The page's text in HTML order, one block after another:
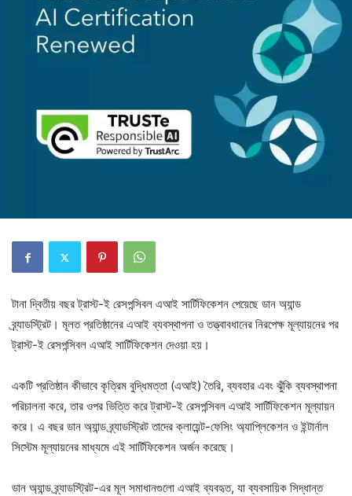
টানা দ্বিতীয় বছর ট্রাস্ট-ই রেসপন্সিবল এআই সার্টিফিকেশন পেয়েছে ডান অ্যান্ড
ব্র্যাডস্ট্রিট। মূলত প্রতিষ্ঠানের এআই ব্যবস্থাপনা ও তত্ত্বাবধানের নিরপেক্ষ মূল্যায়নের পর
ট্রাস্ট-ই রেসপন্সিবল এআই সার্টিফিকেশন দেওয়া হয়।
একটি প্রতিষ্ঠান কীভাবে কৃত্রিম বুদ্ধিমত্তা (এআই) তৈরি, ব্যবহার এবং ঝুঁকি ব্যবস্থাপনা
পরিচালনা করে, তার ওপর ভিত্তি করে ট্রাস্ট-ই রেসপন্সিবল এআই সার্টিফিকেশন মূল্যায়ন
করে। এ বছর ডান অ্যান্ড ব্র্যাডস্ট্রিট তাদের ক্লায়েন্ট-ফেসিং অ্যাপ্লিকেশন ও ইন্টার্নাল
সিস্টেম মূল্যায়নের মাধ্যমে এই সার্টিফিকেশন অর্জন করেছে।
ডান অ্যান্ড ব্র্যাডস্ট্রিট-এর মূল সমাধানগুলো এআই ব্যবহৃত, যা ব্যবসায়িক সিদ্ধান্ত